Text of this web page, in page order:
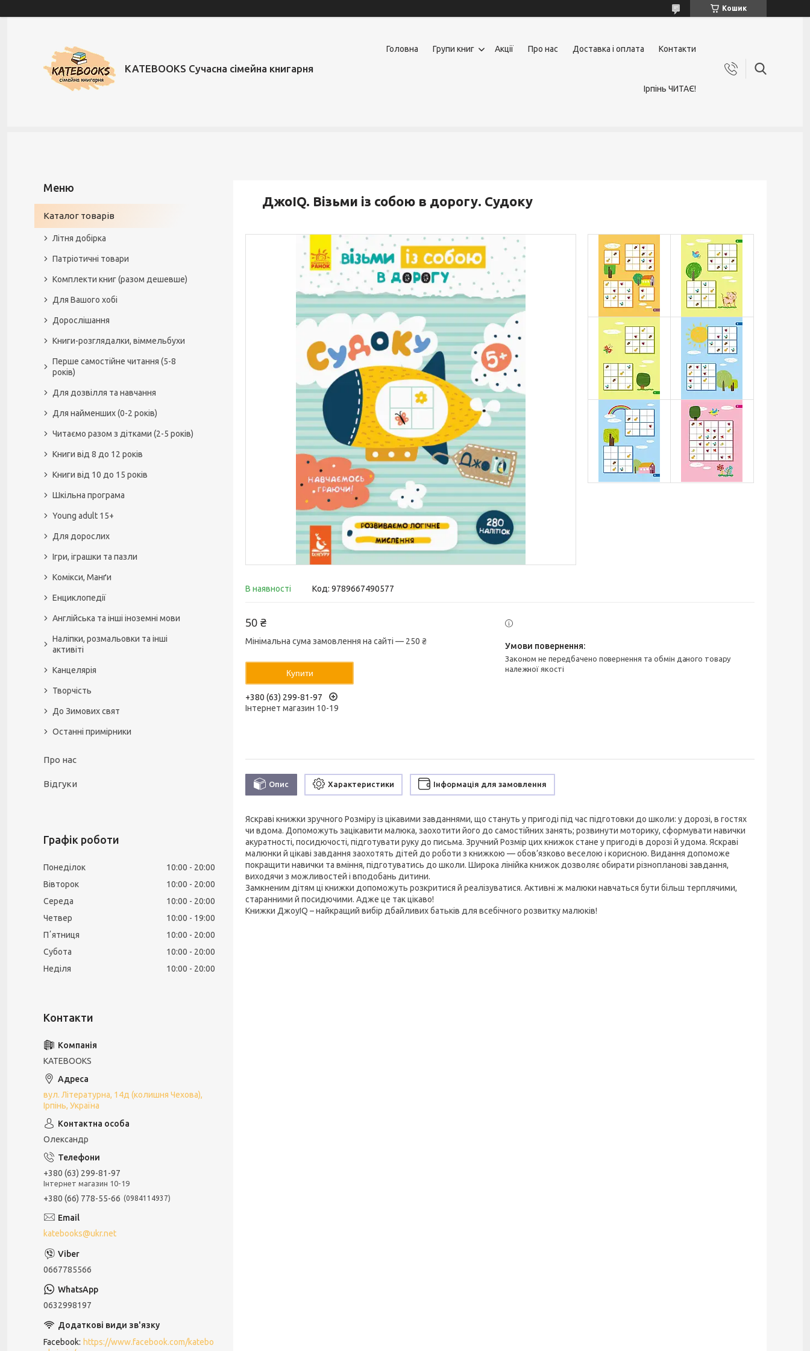
Кошик
KATEBOOKS Сучасна сімейна книгарня
Головна Групи книг Акції Про нас Доставка і оплата Контакти
Ірпінь ЧИТАЄ!
ДжоIQ. Візьми із собою в дорогу. Судоку
В наявності Код: 9789667490577
50 ₴
Мінімальна сума замовлення на сайті — 250 ₴
Купити
+380 (63) 299-81-97
Інтернет магазин 10-19
Законом не передбачено повернення та обмін даного товару
належної якості
Опис Характеристики Інформація для замовлення
Яскраві книжки зручного Розміру із цікавими завданнями, що стануть у пригоді під час підготовки до школи: у дорозі, в гостях
чи вдома. Допоможуть зацікавити малюка, заохотити його до самостійних занять; розвинути моторику, сформувати навички
акуратності, посидючості, підготувати руку до письма. Зручний Розмір цих книжок стане у пригоді в дорозі й удома. Яскраві
малюнки й цікаві завдання заохотять дітей до роботи з книжкою — обов’язково веселою і корисною. Видання допоможе
покращити навички та вміння, підготуватись до школи. Широка лінійка книжок дозволяє обирати різнопланові завдання,
виходячи з можливостей і вподобань дитини.
Замкненим дітям ці книжки допоможуть розкритися й реалізуватися. Активні ж малюки навчаться бути більш терплячими,
старанними й посидючими. Адже це так цікаво!
Книжки ДжоуIQ – найкращий вибір дбайливих батьків для всебічного розвитку малюків!
Каталог товарів
Літня добірка
Патріотичні товари
Комплекти книг (разом дешевше)
Для Вашого хобі
Дорослішання
Книги-розглядалки, віммельбухи
Перше самостійне читання (5-8
років)
Для дозвілля та навчання
Для найменших (0-2 років)
Читаємо разом з дітками (2-5 років)
Книги від 8 до 12 років
Книги від 10 до 15 років
Шкільна програма
Young adult 15+
Для дорослих
Ігри, іграшки та пазли
Комікси, Манґи
Енциклопедії
Англійська та інші іноземні мови
Наліпки, розмальовки та інші
активіті
Канцелярія
Творчість
До Зимових свят
Останні примірники
Про нас
Відгуки
Графік роботи
Понеділок 10:00
20:00
Вівторок
10:00
20:00
Середа
10:00
20:00
Четвер
10:00
19:00
Пʼятниця
10:00
20:00
Субота
10:00
20:00
Неділя
10:00 20:00
KATEBOOKS
вул. Літературна, 14д (колишня Чехова),
Ірпінь, Україна
Олександр
+380 (63) 299-81-97
Інтернет магазин 10-19
+380 (66) 778-55-66 0984114937
katebooks@ukr.net
0667785566
0632998197
Facebook https://www.facebook.com/katebo